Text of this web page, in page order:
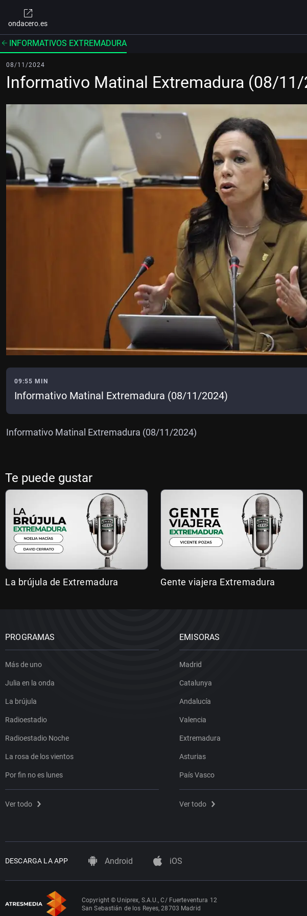
ondacero.es
INFORMATIVOS EXTREMADURA
08/11/2024
Informativo Matinal Extremadura (08/
09:55 MIN
Informativo Matinal Extremadura (08/11/2024)
Informativo Matinal Extremadura (08/11/2024)
Te puede gustar
La brújula de Extremadura Gente viajera Extremadura
PROGRAMAS
Más de uno
Julia en la onda
La brújula
Radioestadio
Radioestadio Noche
La rosa de los vientos
Por fin no es lunes
Ver todo
EMISORAS
Madrid
Catalunya
Andalucía
Valencia
Extremadura
Asturias
País Vasco
Ver todo
DESCARGA LA APP Android iOS
Copyright © Uniprex, S.A.U., C/ Fuerteventura 12
San Sebastián de los Reyes, 28703 Madrid